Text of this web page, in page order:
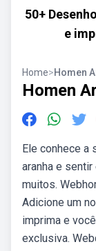
50+
e
Home>Homen
Homen
Ele conhece a
aranha e
muitos.
Adicione um
imprima e
exclusiva.